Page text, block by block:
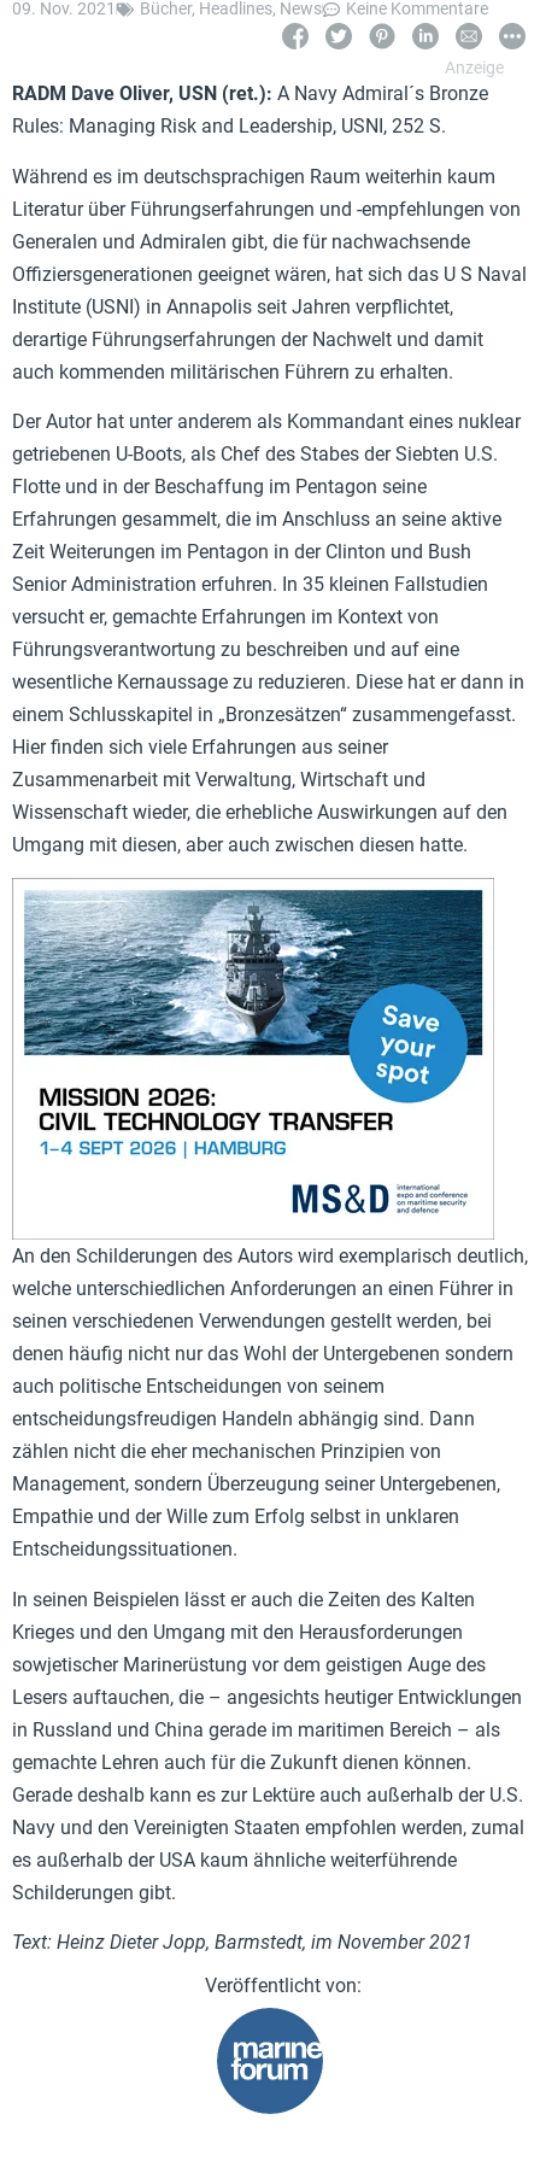
09. Nov. 2021 Bücher, Headlines, News Keine Kommentare
RADM Dave Oliver, USN (ret.): A Navy Admiral´s Bronze
Rules: Managing Risk and Leadership, USNI, 252 S.
Während es im deutschsprachigen Raum weiterhin kaum
Literatur über Führungserfahrungen und -empfehlungen von
Generalen und Admiralen gibt, die für nachwachsende
Offiziersgenerationen geeignet wären, hat sich das U S Naval
Institute (USNI) in Annapolis seit Jahren verpflichtet,
derartige Führungserfahrungen der Nachwelt und damit
auch kommenden militärischen Führern zu erhalten.
Der Autor hat unter anderem als Kommandant eines nuklear
getriebenen U-Boots, als Chef des Stabes der Siebten U.S.
Flotte und in der Beschaffung im Pentagon seine
Erfahrungen gesammelt, die im Anschluss an seine aktive
Zeit Weiterungen im Pentagon in der Clinton und Bush
Senior Administration erfuhren. In 35 kleinen Fallstudien
versucht er, gemachte Erfahrungen im Kontext von
Führungsverantwortung zu beschreiben und auf eine
wesentliche Kernaussage zu reduzieren. Diese hat er dann in
einem Schlusskapitel in „Bronzesätzen“ zusammengefasst.
Hier finden sich viele Erfahrungen aus seiner
Zusammenarbeit mit Verwaltung, Wirtschaft und
Wissenschaft wieder, die erhebliche Auswirkungen auf den
Umgang mit diesen, aber auch zwischen diesen hatte.
An den Schilderungen des Autors wird exemplarisch deutlich,
welche unterschiedlichen Anforderungen an einen Führer in
seinen verschiedenen Verwendungen gestellt werden, bei
denen häufig nicht nur das Wohl der Untergebenen sondern
auch politische Entscheidungen von seinem
entscheidungsfreudigen Handeln abhängig sind. Dann
zählen nicht die eher mechanischen Prinzipien von
Management, sondern Überzeugung seiner Untergebenen,
Empathie und der Wille zum Erfolg selbst in unklaren
Entscheidungssituationen.
In seinen Beispielen lässt er auch die Zeiten des Kalten
Krieges und den Umgang mit den Herausforderungen
sowjetischer Marinerüstung vor dem geistigen Auge des
Lesers auftauchen, die – angesichts heutiger Entwicklungen
in Russland und China gerade im maritimen Bereich – als
gemachte Lehren auch für die Zukunft dienen können.
Gerade deshalb kann es zur Lektüre auch außerhalb der U.S.
Navy und den Vereinigten Staaten empfohlen werden, zumal
es außerhalb der USA kaum ähnliche weiterführende
Schilderungen gibt.
Text: Heinz Dieter Jopp, Barmstedt, im November 2021